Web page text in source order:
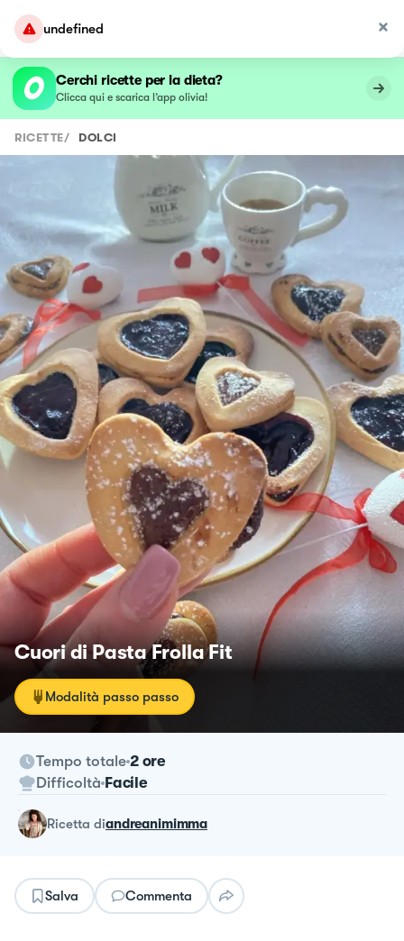
undefined
Cerchi ricette per la dieta?
Clicca qui e scarica l’app olivia!
RICETTE/ DOLCI
Cuori di Pasta Frolla Fit
Modalità passo passo
Tempo totale 2 ore
Difficoltà Facile
ricetta diandreanimimma
Salva Commenta